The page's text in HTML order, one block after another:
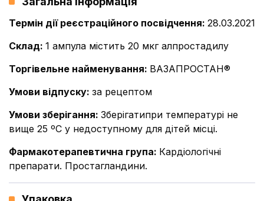
Термін дії реєстраційного посвідчення: 28.03.2021
Склад: 1 ампула містить 20 мкг алпростадилу
Торгівельне найменування: ВАЗАПРОСТАН®
Умови відпуску: за рецептом
Умови зберігання: Зберігатипри температурі не
вище 25 ºС у недоступному для дітей місці.
Фармакотерапевтична група: Кардіологічні
препарати. Простагландини.